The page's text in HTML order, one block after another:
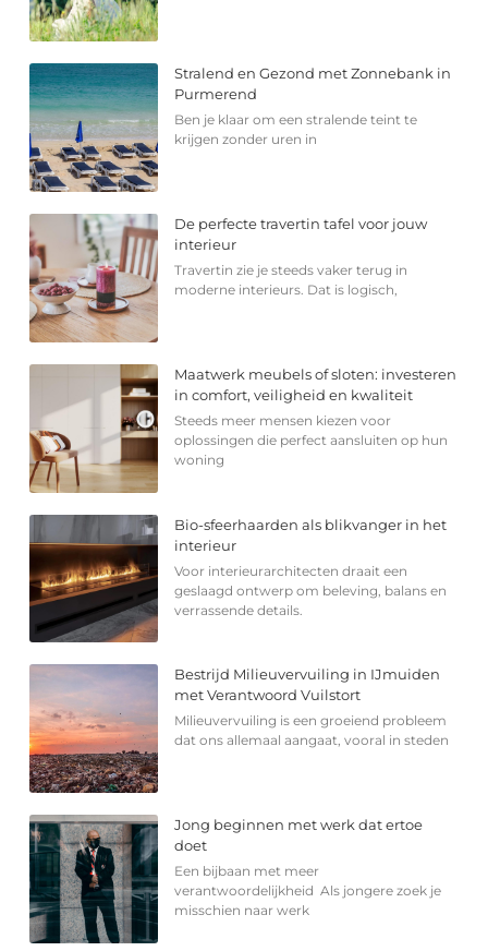
Stralend en Gezond met Zonnebank in
Purmerend
Ben je klaar om een stralende teint te
krijgen zonder uren in
De perfecte travertin tafel voor jouw
interieur
Travertin zie je steeds vaker terug in
moderne interieurs. Dat is logisch,
Maatwerk meubels of sloten: investeren
in comfort, veiligheid en kwaliteit
Steeds meer mensen kiezen voor
oplossingen die perfect aansluiten op hun
woning
Bio-sfeerhaarden als blikvanger in het
interieur
Voor interieurarchitecten draait een
geslaagd ontwerp om beleving, balans en
verrassende details.
Bestrijd Milieuvervuiling in IJmuiden
met Verantwoord Vuilstort
Milieuvervuiling is een groeiend probleem
dat ons allemaal aangaat, vooral in steden
Jong beginnen met werk dat ertoe
doet
Een bijbaan met meer
verantwoordelijkheid Als jongere zoek je
misschien naar werk